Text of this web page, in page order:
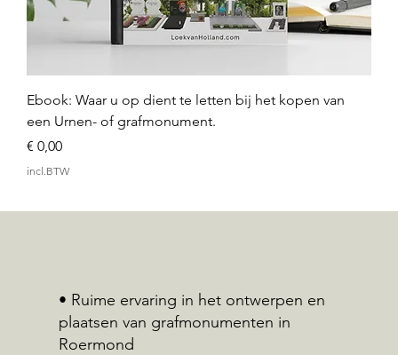
Ebook: Waar u op dient te letten bij het kopen van
een Urnen- of grafmonument.
Prijs
€ 0,00
incl.BTW
• Ruime ervaring in het ontwerpen en
plaatsen van grafmonumenten in
Roermond